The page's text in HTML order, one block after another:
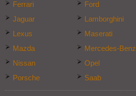
Ferrari
Ford
Jaguar
Lamborghini
Lexus
Maserati
Mazda
Mercedes-Benz
Nissan
Opel
Porsche
Saab